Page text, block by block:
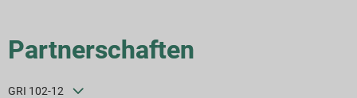
Partnerschaften
GRI 102-12